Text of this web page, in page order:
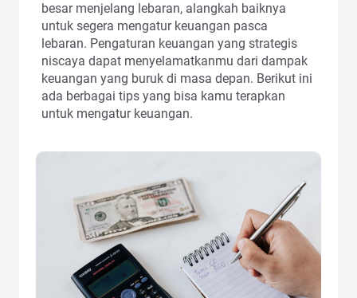
besar menjelang lebaran, alangkah baiknya
untuk segera mengatur keuangan pasca
lebaran. Pengaturan keuangan yang strategis
niscaya dapat menyelamatkanmu dari dampak
keuangan yang buruk di masa depan. Berikut ini
ada berbagai tips yang bisa kamu terapkan
untuk mengatur keuangan.